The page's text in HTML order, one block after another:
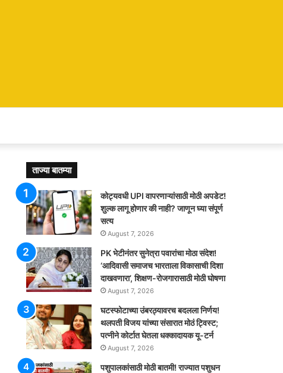
ताज्या बातम्या
कोट्यवधी UPI वापरणाऱ्यांसाठी मोठी अपडेट!
शुल्क लागू होणार की नाही? जाणून घ्या संपूर्ण
सत्य
August 7, 2026
PK भेटीनंतर सुनेत्रा पवारांचा मोठा संदेश!
‘आदिवासी समाजच भारताला विकासाची दिशा
दाखवणारा’, शिक्षण-रोजगारासाठी मोठी घोषणा
August 7, 2026
घटस्फोटाच्या उंबरठ्यावरच बदलला निर्णय!
थलपती विजय यांच्या संसारात मोठं ट्विस्ट;
पत्नीने कोर्टात घेतला धक्कादायक यू-टर्न
August 7, 2026
पशुपालकांसाठी मोठी बातमी! राज्यात पशुधन